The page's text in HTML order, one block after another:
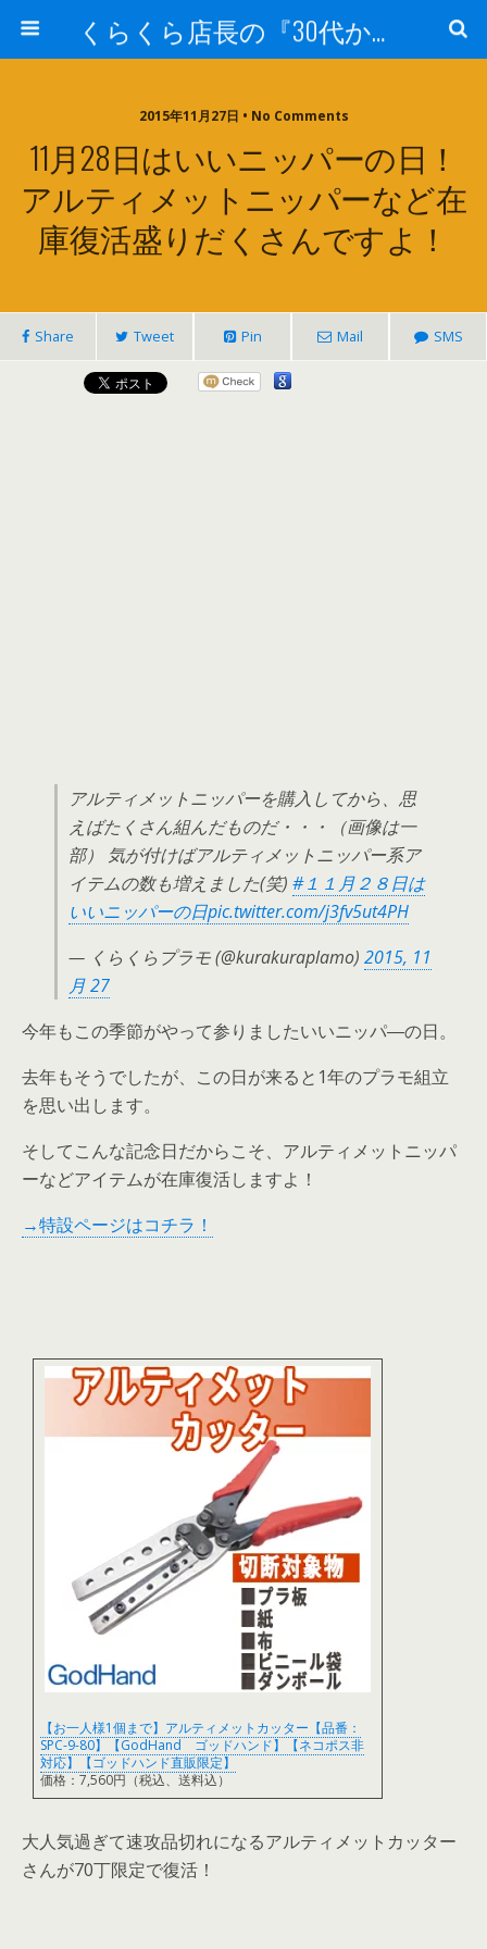
くらくら店長の『30代からのガンプラ工作』
2015年11月27日 • No Comments
11月28日はいいニッパーの日！
アルティメットニッパーなど在
庫復活盛りだくさんですよ！
Share Tweet Pin Mail SMS
アルティメットニッパーを購入してから、思
えばたくさん組んだものだ・・・（画像は一
部） 気が付けばアルティメットニッパー系ア
イテムの数も増えました(笑) #１１月２８日は
いいニッパーの日pic.twitter.com/j3fv5ut4PH
— くらくらプラモ (@kurakuraplamo) 2015, 11
月 27
今年もこの季節がやって参りましたいいニッパ―の日。
去年もそうでしたが、この日が来ると1年のプラモ組立
を思い出します。
そしてこんな記念日だからこそ、アルティメットニッパ
ーなどアイテムが在庫復活しますよ！
→特設ページはコチラ！
【お一人様1個まで】アルティメットカッター【品番：
SPC-9-80】【GodHand ゴッドハンド】【ネコポス非
対応】【ゴッドハンド直販限定】
価格：7,560円（税込、送料込）
大人気過ぎて速攻品切れになるアルティメットカッター
さんが70丁限定で復活！